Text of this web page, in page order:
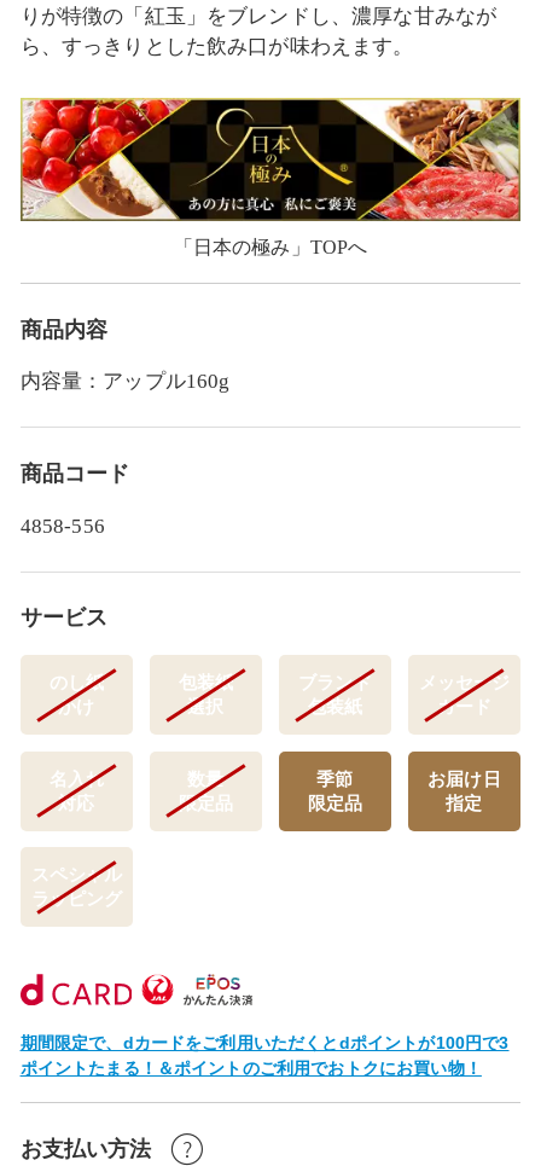
りが特徴の「紅玉」をブレンドし、濃厚な甘みなが
ら、すっきりとした飲み口が味わえます。
「日本の極み」TOPへ
商品内容
内容量：アップル160g
商品コード
4858-556
サービス
のし紙
かけ
包装紙
選択
ブランド
包装紙
メッセージ
カード
名入れ
対応
数量
限定品
季節
限定品
お届け日
指定
スペシャル
ラッピング
期間限定で、dカードをご利用いただくとdポイントが100円で3
ポイントたまる！＆ポイントのご利用でおトクにお買い物！
お支払い方法